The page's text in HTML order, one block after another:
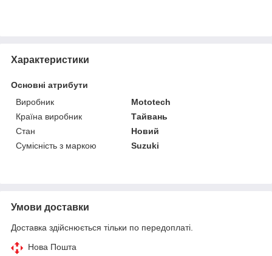
Характеристики
Основні атрибути
Виробник
Mototech
Країна виробник
Тайвань
Стан
Новий
Сумісність з маркою
Suzuki
Умови доставки
Доставка здійснюється тільки по передоплаті.
Нова Пошта